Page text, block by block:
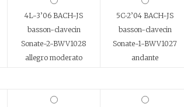
4L-3’06 BACH-JS
basson-clavecin
Sonate-2-BWV1028
allegro moderato
5C-2’04 BACH-JS
basson-clavecin
Sonate-1-BWV1027
andante